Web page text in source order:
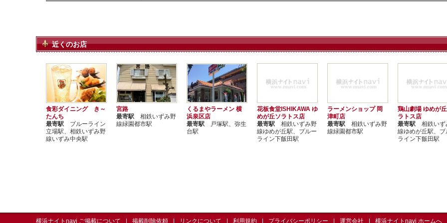
近くのお店
食彩ダイニング き～
たんち
最寄駅 ブルーライン
立場駅、相鉄いずみ野
線いずみ中央駅
宮路
最寄駅 相鉄いずみ野
線緑園都市駅
くるまやラーメン 横
浜泉区店
最寄駅 戸塚駅、弥生
台駅
花板食堂ISHIKAWA ゆ
めが丘ソラトス店
最寄駅 相鉄いずみ野
線ゆめが丘駅、ブルー
ライン下飯田駅
ラーメンショップ 岡
津町店
最寄駅 相鉄いずみ野
線緑園都市駅
鶏山劇場 ゆめが
ラトス店
最寄駅 相鉄いず
線ゆめが丘駅、ブ
ライン下飯田駅
横浜ナイトnavi ご掲載について 掲載削除依頼 リンクについて 利用規約 プライバシーポリシー 運営会社 横浜ナイトnavi ホームへ